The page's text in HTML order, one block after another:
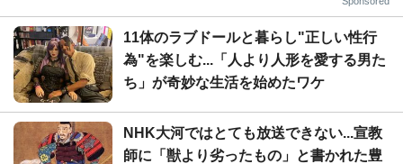
11体のラブドールと暮らし"正しい性行
為"を楽しむ...「人より人形を愛する男た
ち」が奇妙な生活を始めたワケ
NHK大河ではとても放送できない...宣教
師に「獣より劣ったもの」と書かれた豊